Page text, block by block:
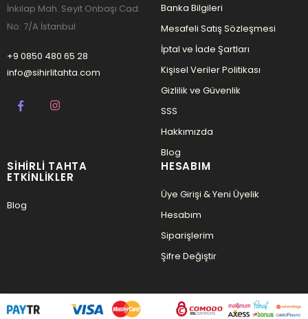
İnkılap Mah. Seyit Onbaşı Cad.
No: 7/A İstanbul
+9 0850 480 65 28
info@sihirlitahta.com
Banka Bilgileri
Mesafeli Satış Sözleşmesi
İptal ve İade Şartları
Kişisel Veriler Politikası
Gizlilik ve Güvenlik
SSS
Hakkımızda
Blog
SIHIRLI TAHTA
ETKINLIKLER
Blog
HESABIM
Üye Girişi & Yeni Üyelik
Hesabım
Siparişlerim
Şifre Değiştir